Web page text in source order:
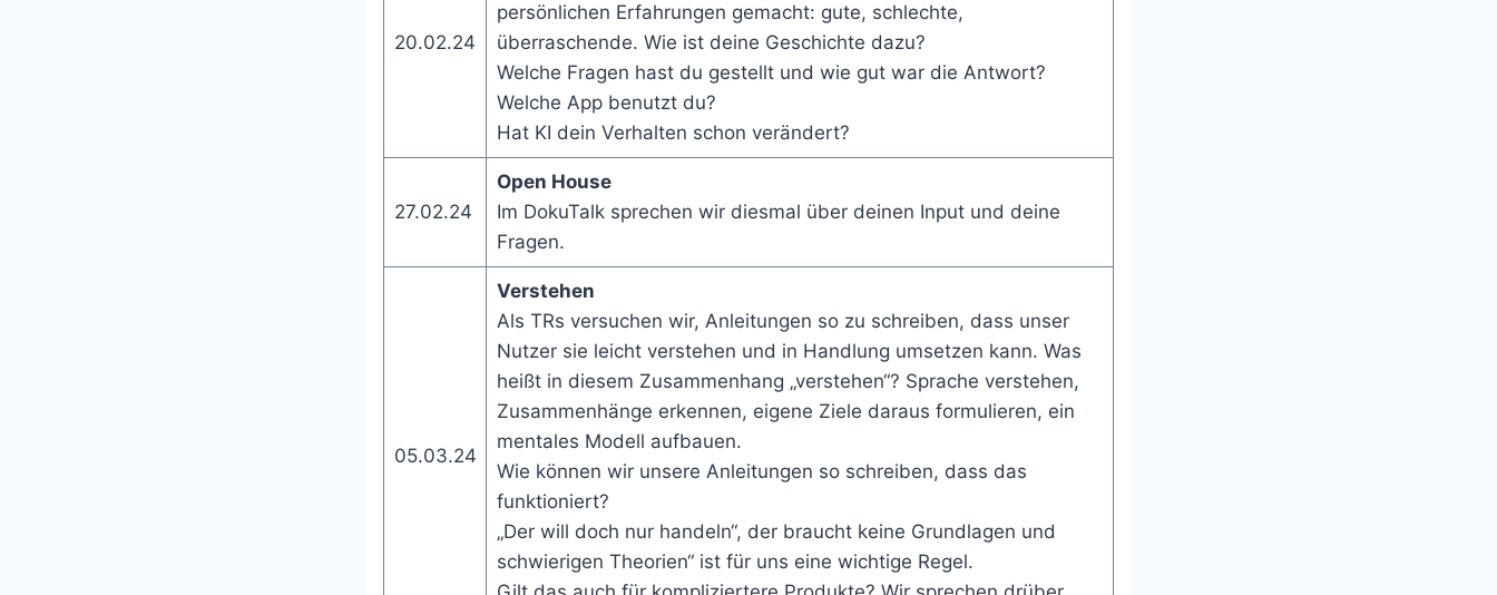
20.02.24
persönlichen Erfahrungen gemacht: gute, schlechte,
überraschende. Wie ist deine Geschichte dazu?
Welche Fragen hast du gestellt und wie gut war die Antwort?
Welche App benutzt du?
Hat KI dein Verhalten schon verändert?
27.02.24
Open House
Im DokuTalk sprechen wir diesmal über deinen Input und deine
Fragen.
05.03.24
Verstehen
Als TRs versuchen wir, Anleitungen so zu schreiben, dass unser
Nutzer sie leicht verstehen und in Handlung umsetzen kann. Was
heißt in diesem Zusammenhang „verstehen“? Sprache verstehen,
Zusammenhänge erkennen, eigene Ziele daraus formulieren, ein
mentales Modell aufbauen.
Wie können wir unsere Anleitungen so schreiben, dass das
funktioniert?
„Der will doch nur handeln“, der braucht keine Grundlagen und
schwierigen Theorien“ ist für uns eine wichtige Regel.